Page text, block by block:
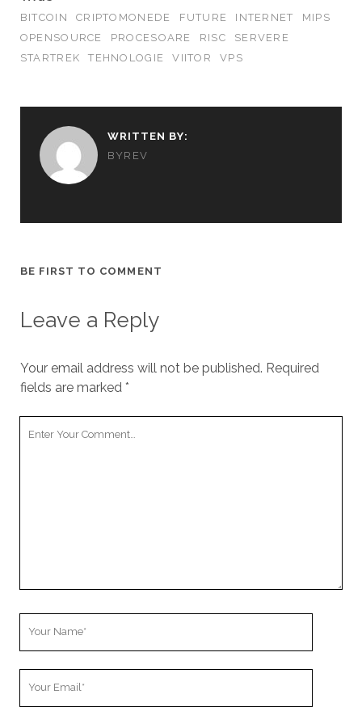
BITCOIN
CRIPTOMONEDE FUTURE INTERNET
MIPS
OPENSOURCE
PROCESOARE RISC
SERVERE
STARTREK
TEHNOLOGIE VIITOR VPS
WRITTEN BY:
BYREV
BE FIRST TO COMMENT
Leave a Reply
Your email address will not be published. Required
fields are marked *